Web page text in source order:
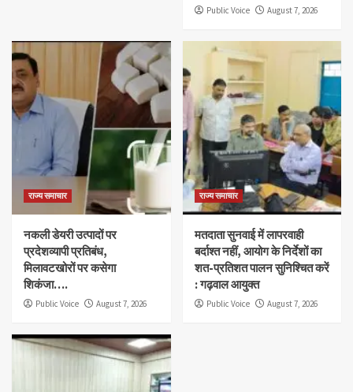
Public Voice August 7, 2026
राज्य समाचार
नकली डेयरी उत्पादों पर
प्रदेशव्यापी प्रतिबंध,
मिलावटखोरों पर कसेगा
शिकंजा….
Public Voice August 7, 2026
राज्य समाचार
मतदाता सुनवाई में लापरवाही
बर्दाश्त नहीं, आयोग के निर्देशों का
शत-प्रतिशत पालन सुनिश्चित करें
: गढ़वाल आयुक्त
Public Voice August 7, 2026